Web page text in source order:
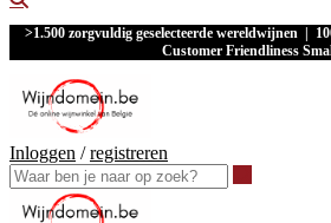
>1.500 zorgvuldig geselecteerde wereldwijnen |
Customer Friendliness
Inloggen /registreren